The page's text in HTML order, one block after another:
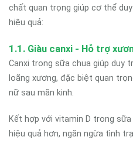
chất quan trọng giúp cơ thể
hiệu quả:
1.1. Giàu canxi - Hỗ trợ
Canxi trong sữa chua giúp duy
loãng xương, đặc biệt quan
nữ sau mãn kinh.
Kết hợp với vitamin D trong
hiệu quả hơn, ngăn ngừa tình